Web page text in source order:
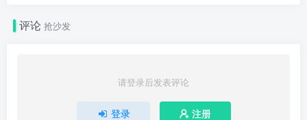
评论抢沙发
请登录后发表评论
登录 注册